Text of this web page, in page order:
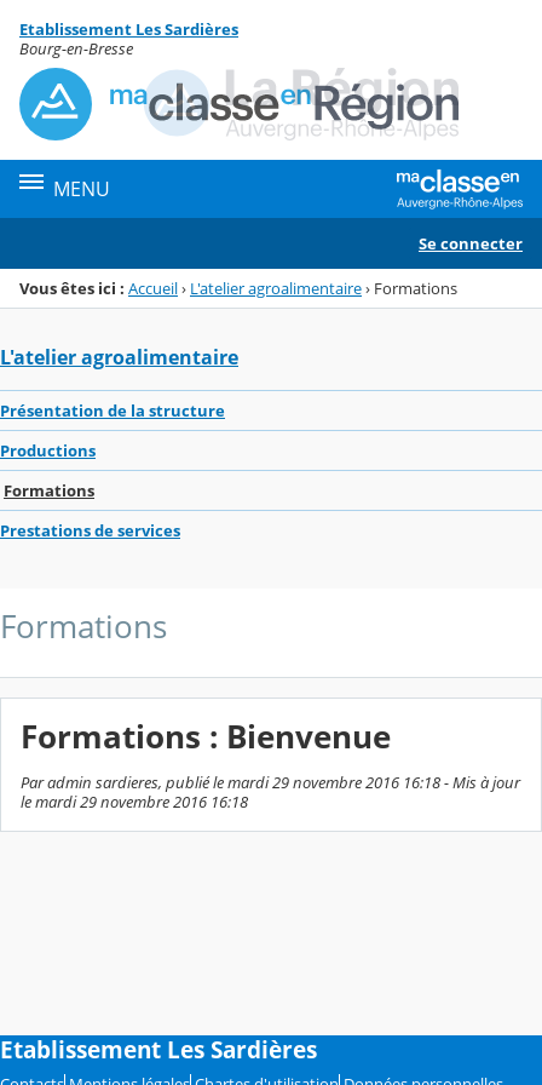
Menu de la rubrique
Contenu
Etablissement Les Sardières
Bourg-en-Bresse
MENU
Se connecter
Vous êtes ici : Accueil› L'atelier agroalimentaire› Formations
L'atelier agroalimentaire
Présentation de la structure
Productions
Formations
Prestations de services
Formations
Formations : Bienvenue
Par admin sardieres, publié le mardi 29 novembre 2016 16:18 - Mis à jour
le mardi 29 novembre 2016 16:18
Etablissement Les Sardières